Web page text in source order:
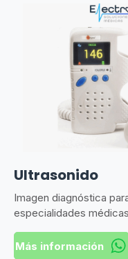
Ultrasonido
Imagen diagnóstica
especialidades
Más información